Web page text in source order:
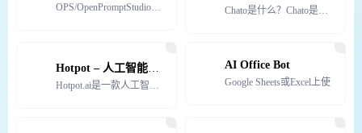
OPS/OpenPromptStudio是一款服务于 AI 绘画工具的 AI 提示词生成器。OPS Chato是什么？Chato是AI驱动的企业对话机器人助理。Chato都可以变身成为什么？设计助理机
Hotpot – 人工智能AI绘画免费平台
Hotpot.ai是一款人工智能AI绘图工具，提供各种图形创建和图像编辑的工具和模板，让你的想象变成
AI Office Bot
Google Sheets或Excel上使